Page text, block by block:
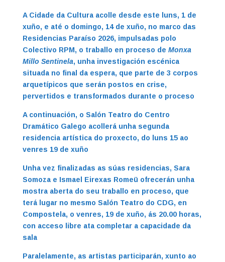
A Cidade da Cultura acolle desde este luns, 1 de
xuño, e até o domingo, 14 de xuño, no marco das
Residencias Paraíso 2026, impulsadas polo
Colectivo RPM, o traballo en proceso de Monxa
Millo Sentinela, unha investigación escénica
situada no final da espera, que parte de 3 corpos
arquetípicos que serán postos en crise,
pervertidos e transformados durante o proceso
A continuación, o Salón Teatro do Centro
Dramático Galego acollerá unha segunda
residencia artística do proxecto, do luns 15 ao
venres 19 de xuño
Unha vez finalizadas as súas residencias, Sara
Somoza e Ismael Eirexas Romeü ofrecerán unha
mostra aberta do seu traballo en proceso, que
terá lugar no mesmo Salón Teatro do CDG, en
Compostela, o venres, 19 de xuño, ás 20.00 horas,
con acceso libre ata completar a capacidade da
sala
Paralelamente, as artistas participarán, xunto ao